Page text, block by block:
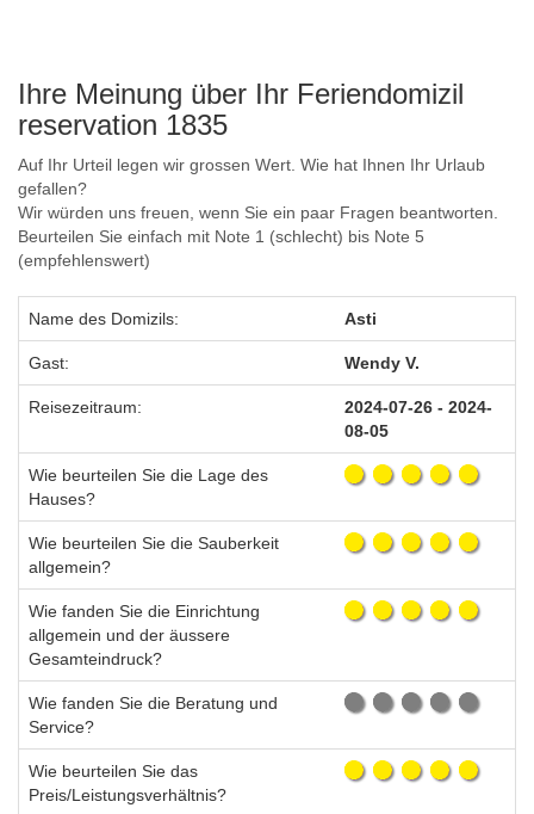
Ihre Meinung über Ihr Feriendomizil
reservation 1835
Auf Ihr Urteil legen wir grossen Wert. Wie hat Ihnen Ihr Urlaub
gefallen?
Wir würden uns freuen, wenn Sie ein paar Fragen beantworten.
Beurteilen Sie einfach mit Note 1 (schlecht) bis Note 5
(empfehlenswert)
Name des Domizils: Asti
Gast: Wendy V.
Reisezeitraum:
2024-07-26 - 2024-
08-05
Wie beurteilen Sie die Lage des
Hauses?
Wie beurteilen Sie die Sauberkeit
allgemein?
Wie fanden Sie die Einrichtung
allgemein und der äussere
Gesamteindruck?
Wie fanden Sie die Beratung und
Service?
Wie beurteilen Sie das
Preis/Leistungsverhältnis?